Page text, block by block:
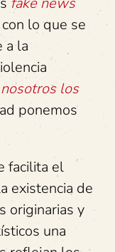
lo que se
a la
nosotros los
ponemos
facilita el
existencia de
originarias y
una